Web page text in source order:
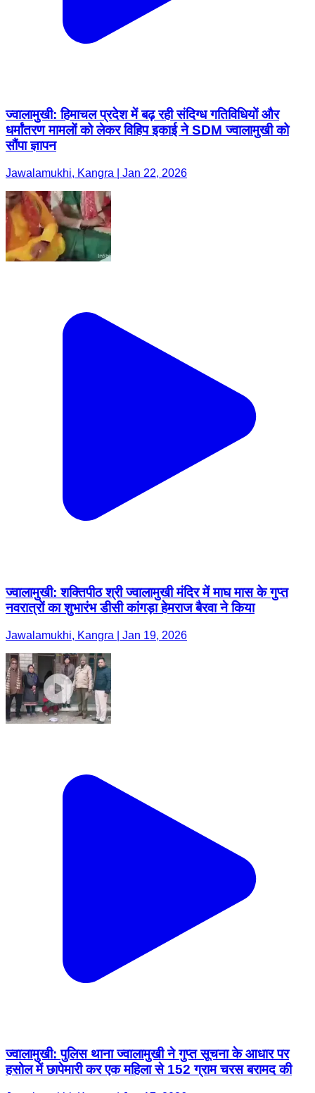
ज्वालामुखी: हिमाचल प्रदेश में बढ़ रही संदिग्ध गतिविधियों और
धर्मांतरण मामलों को लेकर विहिप इकाई ने SDM ज्वालामुखी को
सौंपा ज्ञापन
Jawalamukhi, Kangra | Jan 22, 2026
ज्वालामुखी: शक्तिपीठ श्री ज्वालामुखी मंदिर में माघ मास के गुप्त
नवरात्रों का शुभारंभ डीसी कांगड़ा हेमराज बैरवा ने किया
Jawalamukhi, Kangra | Jan 19, 2026
ज्वालामुखी: पुलिस थाना ज्वालामुखी ने गुप्त सूचना के आधार पर
हसोल में छापेमारी कर एक महिला से 152 ग्राम चरस बरामद की